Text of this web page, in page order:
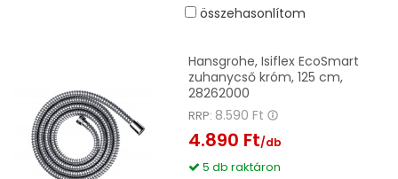
összehasonlítom
Hansgrohe, Isiflex EcoSmart
zuhanycső króm, 125 cm,
28262000
RRP: 8.590 Ft
4.890 Ft/db
5 db raktáron